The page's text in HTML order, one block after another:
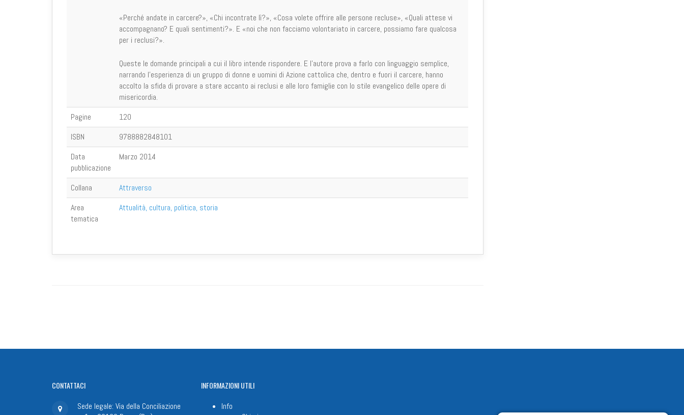
«Perché andate in carcere?», «Chi incontrate lì?», «Cosa volete offrire alle persone recluse», «Quali attese vi
accompagnano? E quali sentimenti?». E «noi che non facciamo volontariato in carcere, possiamo fare qualcosa
per i reclusi?».
Queste le domande principali a cui il libro intende rispondere. E l'autore prova a farlo con linguaggio semplice,
narrando l'esperienza di un gruppo di donne e uomini di Azione cattolica che, dentro e fuori il carcere, hanno
accolto la sfida di provare a stare accanto ai reclusi e alle loro famiglie con lo stile evangelico delle opere di
misericordia.
Pagine
120
ISBN
9788882848101
Data
pubblicazione
Marzo 2014
Collana
Attraverso
Area
tematica
Attualità, cultura, politica, storia
CONTATTACI
Sede legale: Via della Conciliazione
INFORMAZIONIUTILI
Info